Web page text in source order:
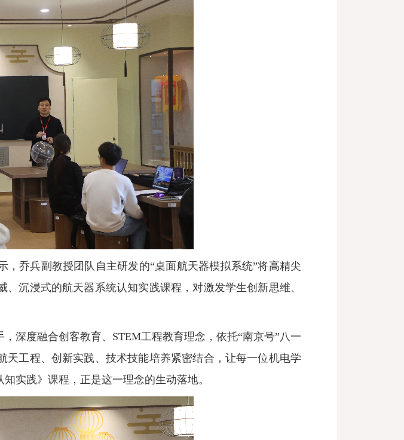
乔兵副教授团队自主研发的“桌面航天器模拟系统”将高精尖
沉浸式的航天器系统认知实践课程，对激发学生创新思维、
深度融合创客教育、STEM工程教育理念，依托“南京号”八一
工程、创新实践、技术技能培养紧密结合，让每一位机电学
实践》课程，正是这一理念的生动落地。